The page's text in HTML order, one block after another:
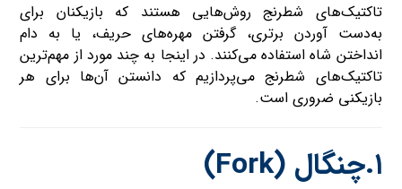
تاکتیک‌های شطرنج روش‌هایی هستند که بازیکنان برای
به‌دست آوردن برتری، گرفتن مهره‌های حریف، یا به دام
انداختن شاه استفاده می‌کنند. در اینجا به چند مورد از مهم‌ترین
تاکتیک‌های شطرنج می‌پردازیم که دانستن آن‌ها برای هر
بازیکنی ضروری است.
۱. چنگال (Fork)